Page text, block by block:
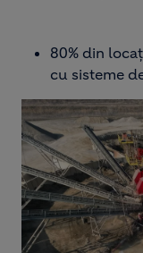
80% din
cu sisteme
Image